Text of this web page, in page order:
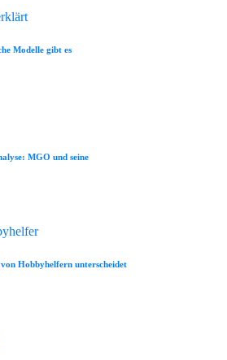
Modelle gibt es
MGO und seine
Hobbyhelfern unterscheidet